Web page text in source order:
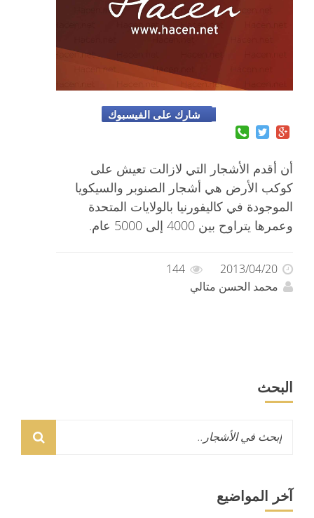
شارك على الفيسبوك
أن أقدم الأشجار التي لازالت تعيش على
كوكب الأرض هي أشجار الصنوبر والسيكويا
الموجودة في كاليفورنيا بالولايات المتحدة
وعمرها يتراوح بين 4000 إلى 5000 عام.
2013/04/20
144
محمد الحسن متالي
البحث
آخر المواضيع